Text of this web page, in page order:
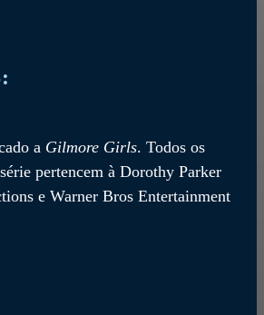
a Gilmore Girls. Todos os
pertencem à Dorothy Parker
e Warner Bros Entertainment